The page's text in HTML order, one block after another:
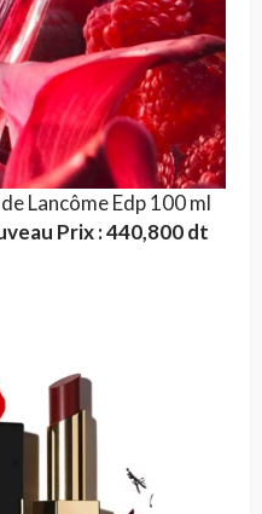
Lancôme Edp 100 ml
Prix : 440,800 dt